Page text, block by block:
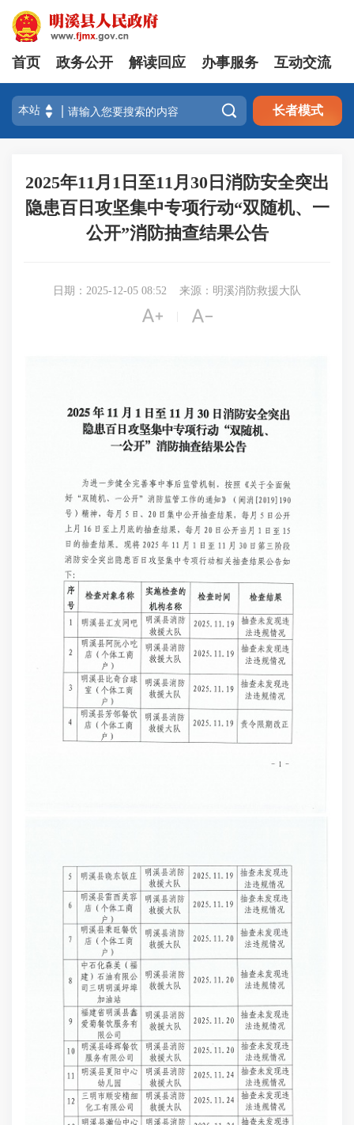
首页 政务公开 解读回应 办事服务 互动交流
 长者模式
2025年11月1日至11月30日消防安全突出
隐患百日攻坚集中专项行动“双随机、一
公开”消防抽查结果公告
日期：2025-12-05 08:52 来源：明溪消防救援大队
 